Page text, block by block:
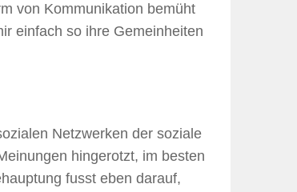
von Kommunikation bemüht
einfach so ihre Gemeinheiten
Netzwerken der soziale
hingerotzt, im besten
fusst eben darauf,